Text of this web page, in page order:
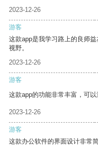
2023-12-26
游客
这款app是我学习路上的良师
视野。
2023-12-26
游客
这款app的功能非常丰富，可以
2023-12-26
游客
这款办公软件的界面设计非常